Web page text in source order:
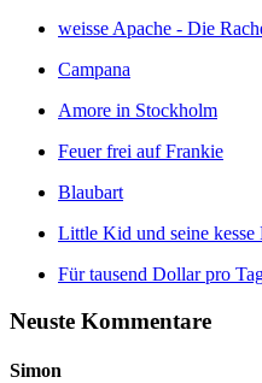
weisse Apache - Die
Campana
Amore in Stockholm
Feuer frei auf Frankie
Blaubart
Little Kid und seine kesse
Für tausend Dollar pro
Neuste Kommentare
Simon